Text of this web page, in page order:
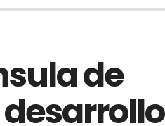
de